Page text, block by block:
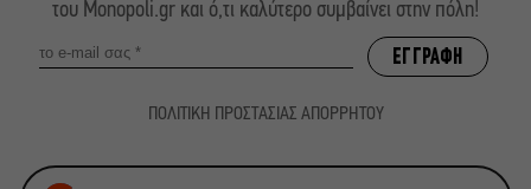
του Monopoli.gr και ό,τι καλύτερο συμβαίνει στην πόλη!
ΠΟΛΙΤΙΚΗ ΠΡΟΣΤΑΣΙΑΣ ΑΠΟΡΡΗΤΟΥ